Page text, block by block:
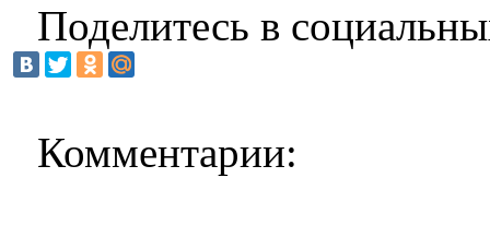
Поделитесь в
Комментарии: